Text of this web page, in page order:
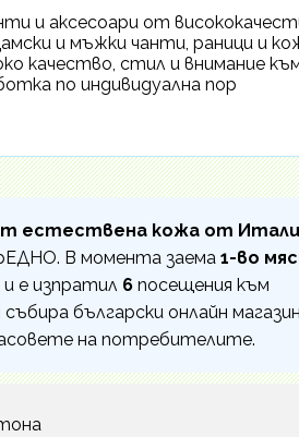
и аксесоари от
и мъжки чанти, раници и
качество, стил и внимание
по индивидуална пор
естествена кожа от
В момента заема 1-во
и е изпратил 6 посещения към
български онлайн
на потребителите.